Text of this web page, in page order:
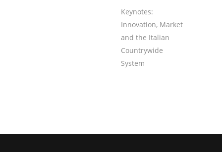
Keynotes:
Innovation, Market
and the Italian
Countrywide
System